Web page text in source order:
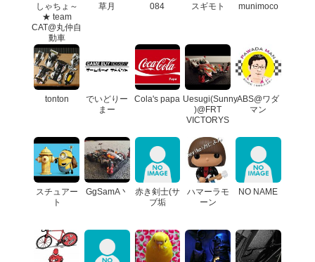
しゃちょ～
★ team
CAT@丸仲自
動車
草月 084 スギモト munimoco
tonton
でいどりー
まー
Cola's papa Uesugi(Sunny
)@FRT
VICTORYS
ABS@ワダ
マン
スチュアー
ト
GgSamA丶
赤き剣士(サ
ブ垢
ハマーラモ
ーン
NO NAME